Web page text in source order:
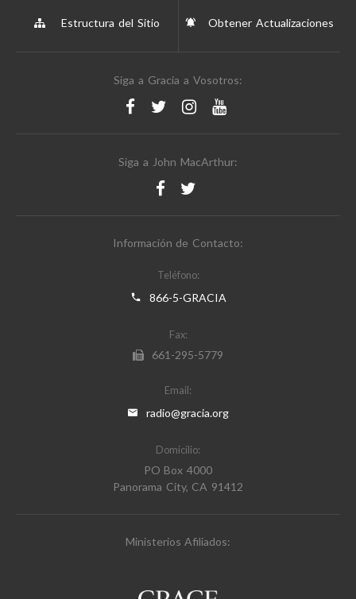
Estructura del Sitio Obtener Actualizaciones
Siga a Gracia a Vosotros:
Siga a John MacArthur:
Información de Contacto:
Teléfono:
866-5-GRACIA
Fax:
661-295-5779
Email:
radio@gracia.org
Domicilio:
PO Box 4000
Panorama City, CA 91412
Ministerios Afiliados: